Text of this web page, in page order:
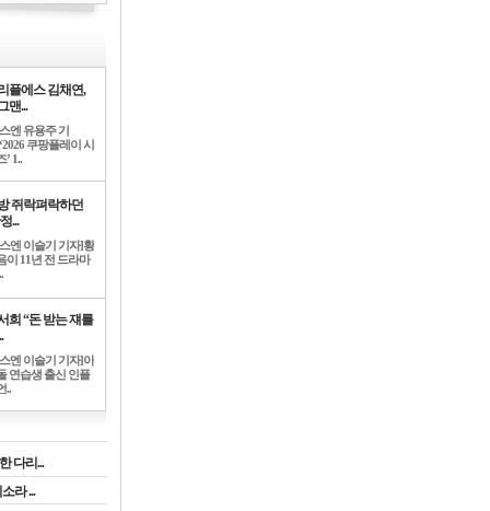
플에스 김채연,
맨...
엔 유용주 기
쿠팡플레이 시
’ 1..
쥐락펴락하던
...
엔 이슬기 기자]황
이 11년 전 드라마
희 “돈 받는 쟤를
엔 이슬기 기자]아
연습생 출신 인플
..
다리...
라 ...